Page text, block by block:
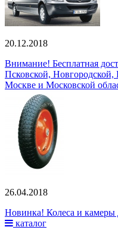
20.12.2018
Внимание! Бесплатная
Псковской, Новгородской,
Москве и Московской
26.04.2018
Новинка! Колеса и камеры
каталог